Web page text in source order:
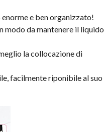
e ben organizzato!
modo da mantenere il liquido
la collocazione di
facilmente riponibile al suo